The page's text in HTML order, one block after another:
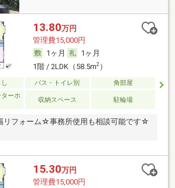
13.80万円
管理費15,000円
1ヶ月
1ヶ月
1階 / 2LDK（58.5m2）
バス・トイレ別
角部屋
ーホ
収納スペース 駐輪場
リフォーム☆事務所使用も相談可能です☆
15.30万円
管理費15,000円